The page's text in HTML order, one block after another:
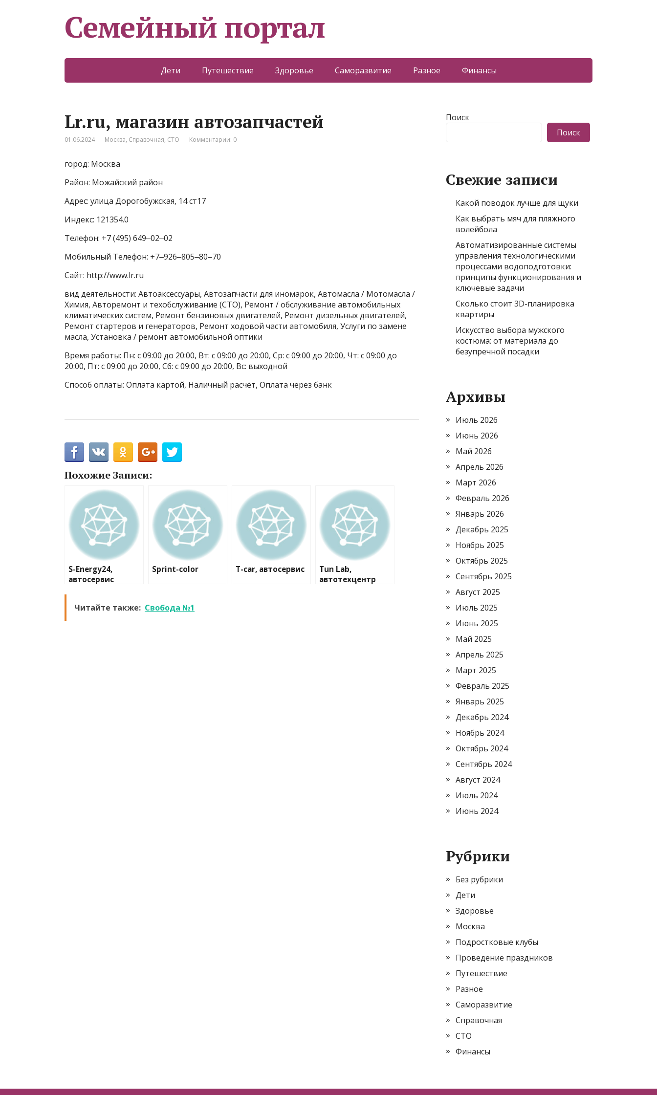
Семейный портал
Дети Путешествие Здоровье Саморазвитие Разное Финансы
Lr.ru, магазин автозапчастей
01.06.2024 Москва, Справочная, СТО Комментарии: 0
город: Москва
Район: Можайский район
Адрес: улица Дорогобужская, 14 ст17
Индекс: 121354.0
Телефон: +7 (495) 649‒02‒02
Мобильный Телефон: +7‒926‒805‒80‒70
Сайт: http://www.lr.ru
вид деятельности: Автоаксессуары, Автозапчасти для иномарок, Автомасла / Мотомасла /
Химия, Авторемонт и техобслуживание (СТО), Ремонт / обслуживание автомобильных
климатических систем, Ремонт бензиновых двигателей, Ремонт дизельных двигателей,
Ремонт стартеров и генераторов, Ремонт ходовой части автомобиля, Услуги по замене
масла, Установка / ремонт автомобильной оптики
Время работы: Пн: с 09:00 до 20:00, Вт: с 09:00 до 20:00, Ср: с 09:00 до 20:00, Чт: с 09:00 до
20:00, Пт: с 09:00 до 20:00, Сб: с 09:00 до 20:00, Вс: выходной
Способ оплаты: Оплата картой, Наличный расчёт, Оплата через банк
Похожие Записи:
S-Energy24,
автосервис
Sprint-color T-car, автосервис
Tun Lab,
автотехцентр
Читайте также: Свобода №1
Поиск
Поиск
Свежие записи
Какой поводок лучше для щуки
Как выбрать мяч для пляжного
волейбола
Автоматизированные системы
управления технологическими
процессами водоподготовки:
принципы функционирования и
ключевые задачи
Сколько стоит 3D-планировка
квартиры
Искусство выбора мужского
костюма: от материала до
безупречной посадки
Архивы
Июль 2026
Июнь 2026
Май 2026
Апрель 2026
Март 2026
Февраль 2026
Январь 2026
Декабрь 2025
Ноябрь 2025
Октябрь 2025
Сентябрь 2025
Август 2025
Июль 2025
Июнь 2025
Май 2025
Апрель 2025
Март 2025
Февраль 2025
Январь 2025
Декабрь 2024
Ноябрь 2024
Октябрь 2024
Сентябрь 2024
Август 2024
Июль 2024
Июнь 2024
Рубрики
Без рубрики
Дети
Здоровье
Москва
Подростковые клубы
Проведение праздников
Путешествие
Разное
Саморазвитие
Справочная
СТО
Финансы